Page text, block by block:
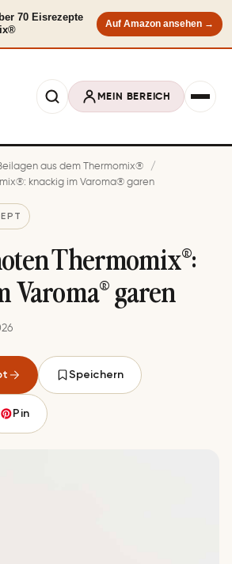
70 Eisrezepte
Auf Amazon ansehen →
MEIN BEREICH
aus dem Thermomix®
/
knackig im Varoma® garen
Thermomix®:
Varoma® garen
Speichern
Pin